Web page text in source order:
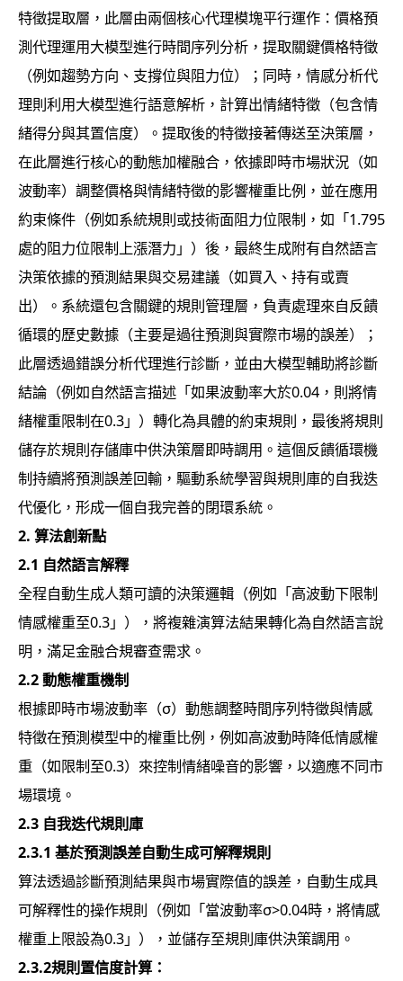
特徵提取層，此層由兩個核心代理模塊平行運作：價格預
測代理運用大模型進行時間序列分析，提取關鍵價格特徵
（例如趨勢方向、支撐位與阻力位）；同時，情感分析代
理則利用大模型進行語意解析，計算出情緒特徵（包含情
緒得分與其置信度）。提取後的特徵接著傳送至決策層，
在此層進行核心的動態加權融合，依據即時市場狀況（如
波動率）調整價格與情緒特徵的影響權重比例，並在應用
約束條件（例如系統規則或技術面阻力位限制，如「1.795
處的阻力位限制上漲潛力」）後，最終生成附有自然語言
決策依據的預測結果與交易建議（如買入、持有或賣
出）。系統還包含關鍵的規則管理層，負責處理來自反饋
循環的歷史數據（主要是過往預測與實際市場的誤差）；
此層透過錯誤分析代理進行診斷，並由大模型輔助將診斷
結論（例如自然語言描述「如果波動率大於0.04，則將情
緒權重限制在0.3」）轉化為具體的約束規則，最後將規則
儲存於規則存儲庫中供決策層即時調用。這個反饋循環機
制持續將預測誤差回輸，驅動系統學習與規則庫的自我迭
代優化，形成一個自我完善的閉環系統。
2. 算法創新點
2.1 自然語言解釋
全程自動生成人類可讀的決策邏輯（例如「高波動下限制
情感權重至0.3」），將複雜演算法結果轉化為自然語言說
明，滿足金融合規審查需求。
2.2動態權重機制
根據即時市場波動率（σ）動態調整時間序列特徵與情感
特徵在預測模型中的權重比例，例如高波動時降低情感權
重（如限制至0.3）來控制情緒噪音的影響，以適應不同市
場環境。
2.3 自我迭代規則庫
2.3.1 基於預測誤差自動生成可解釋規則
算法透過診斷預測結果與市場實際值的誤差，自動生成具
可解釋性的操作規則（例如「當波動率σ>0.04時，將情感
權重上限設為0.3」），並儲存至規則庫供決策調用。
2.3.2規則置信度計算：